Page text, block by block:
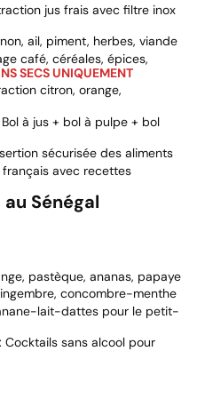
jus frais avec filtre inox
ail, piment, herbes, viande
café, céréales, épices,
SECS UNIQUEMENT
citron, orange,
Bol à jus + bol à pulpe + bol
sécurisée des aliments
français avec recettes
Sénégal
pastèque, ananas, papaye
concombre-menthe
lait-dattes pour le petit-
Cocktails sans alcool pour